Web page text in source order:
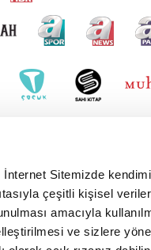
Sitemizde
çeşitli kişisel
amacıyla
ve sizlere